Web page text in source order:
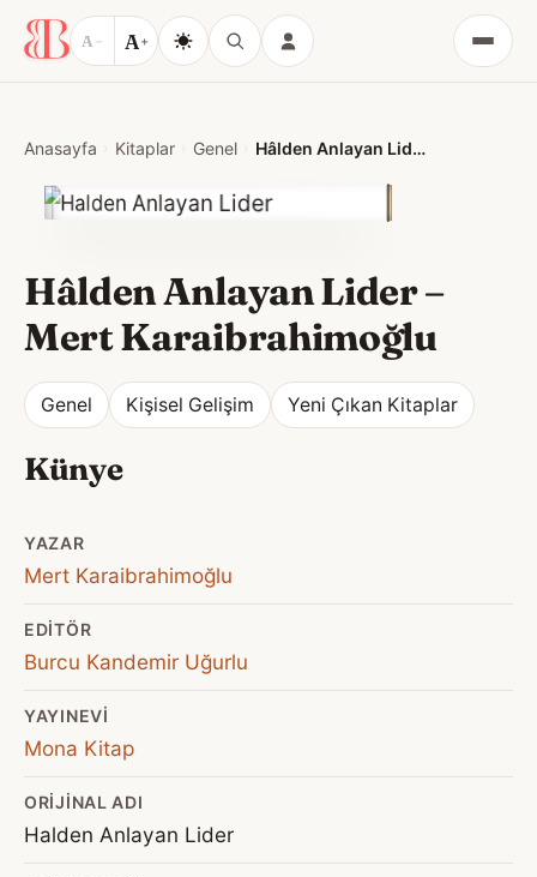
A − A+
Menü
Anasayfa Kitaplar Genel Hâlden Anlayan Lider
Hâlden Anlayan Lider–
Mert Karaibrahimoğlu
Genel Kişisel Gelişim Yeni Çıkan Kitaplar
Künye
YAZAR
Mert Karaibrahimoğlu
EDITÖR
Burcu Kandemir Uğurlu
YAYINEVI
Mona Kitap
ORIJINAL ADI
Halden Anlayan Lider